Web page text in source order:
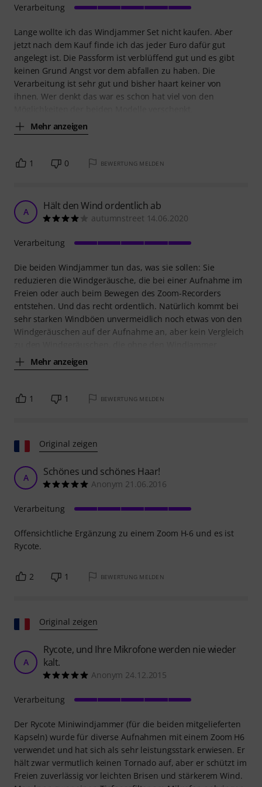
Lange wollte ich das Windjammer Set nicht kaufen. Aber
jetzt nach dem Kauf finde ich das jeder Euro dafür gut
angelegt ist. Die Passform ist verblüffend gut und es gibt
keinen Grund Angst vor dem abfallen zu haben. Die
Verarbeitung ist sehr gut und bisher haart keiner von
ihnen. Wer denkt das war es schon hat viel von den
Mehr anzeigen
Verarbeitung
1 0 BEWERTUNG MELDEN
A Hält den Wind ordentlich ab
autumnstreet 14.06.2020
Die beiden Windjammer tun das, was sie sollen: Sie
reduzieren die Windgeräusche, die bei einer Aufnahme im
Freien oder auch beim Bewegen des Zoom-Recorders
entstehen. Und das recht ordentlich. Natürlich kommt bei
sehr starken Windböen unvermeidlich noch etwas von den
Windgeräuschen auf der Aufnahme an, aber kein Vergleich
Mehr anzeigen
Verarbeitung
1 1 BEWERTUNG MELDEN
Original zeigen
A Schönes und schönes Haar!
Anonym 21.06.2016
Offensichtliche Ergänzung zu einem Zoom H-6 und es ist
Rycote.
Verarbeitung
2 1 BEWERTUNG MELDEN
Original zeigen
A
Rycote, und Ihre Mikrofone werden nie wieder
kalt.
Anonym 24.12.2015
Der Rycote Miniwindjammer (für die beiden mitgelieferten
Kapseln) wurde für diverse Aufnahmen mit einem Zoom H6
verwendet und hat sich als sehr leistungsstark erwiesen. Er
hält zwar vermutlich keinen Tornado auf, aber er schützt im
Freien zuverlässig vor leichten Brisen und stärkerem Wind.
Verarbeitung